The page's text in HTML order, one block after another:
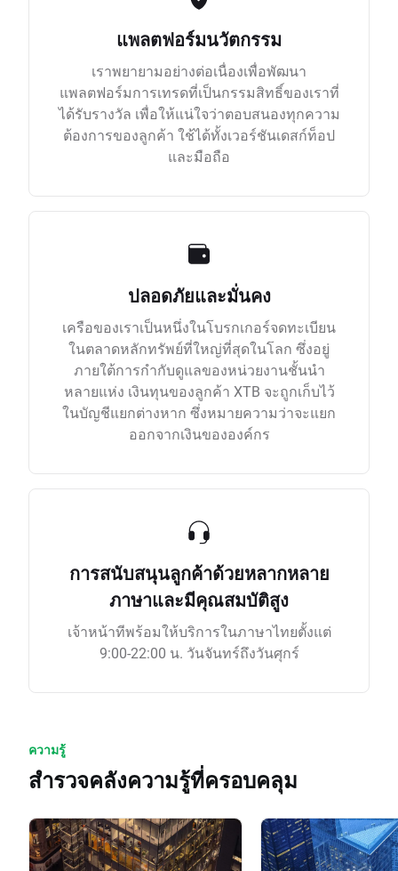
แพลตฟอร์มนวัตกรรม
เราพยายามอย่างต่อเนื่องเพื่อพัฒนา
แพลตฟอร์มการเทรดที่เป็นกรรมสิทธิ์ของเราที่
ได้รับรางวัล เพื่อให้แน่ใจว่าตอบสนองทุกความ
ต้องการของลูกค้า ใช้ได้ทั้งเวอร์ชันเดสก์ท็อป
และมือถือ
ปลอดภัยและมั่นคง
เครือของเราเป็นหนึ่งในโบรกเกอร์จดทะเบียน
ในตลาดหลักทรัพย์ที่ใหญ่ที่สุดในโลก ซึ่งอยู่
ภายใต้การกำกับดูแลของหน่วยงานชั้นนำ
หลายแห่ง เงินทุนของลูกค้า XTB จะถูกเก็บไว้
ในบัญชีแยกต่างหาก ซึ่งหมายความว่าจะแยก
ออกจากเงินขององค์กร
การสนับสนุนลูกค้าด้วยหลากหลาย
ภาษาและมีคุณสมบัติสูง
เจ้าหน้าทีพร้อมให้บริการในภาษาไทยตั้งแต่
9:00-22:00 น. วันจันทร์ถึงวันศุกร์
ความรู้
สำรวจคลังความรู้ที่ครอบคลุม